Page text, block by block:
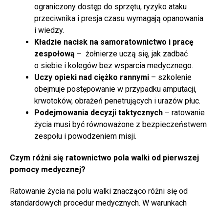
ograniczony dostęp do sprzętu, ryzyko ataku
przeciwnika i presja czasu wymagają opanowania
i wiedzy.
Kładzie nacisk na samoratownictwo i pracę
zespołową – żołnierze uczą się, jak zadbać
o siebie i kolegów bez wsparcia medycznego.
Uczy opieki nad ciężko rannymi – szkolenie
obejmuje postępowanie w przypadku amputacji,
krwotoków, obrażeń penetrujących i urazów płuc.
Podejmowania decyzji taktycznych – ratowanie
życia musi być równoważone z bezpieczeństwem
zespołu i powodzeniem misji.
Czym różni się ratownictwo pola walki od pierwszej
pomocy medycznej?
Ratowanie życia na polu walki znacząco różni się od
standardowych procedur medycznych. W warunkach